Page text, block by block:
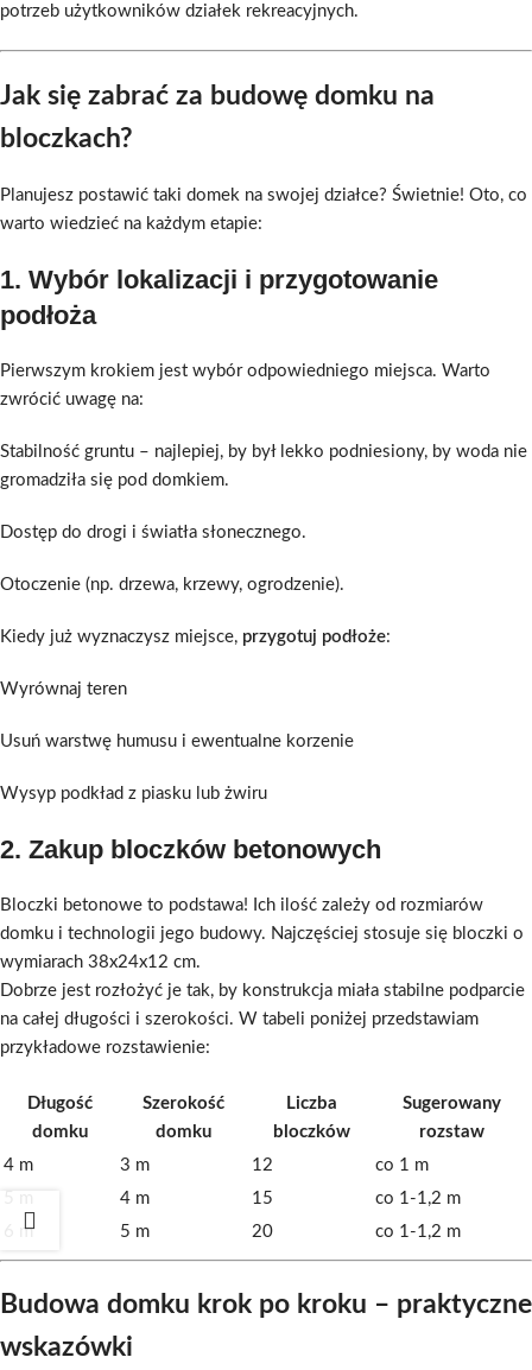
potrzeb użytkowników działek rekreacyjnych.
Jak się zabrać za budowę domku na
bloczkach?
Planujesz postawić taki domek na swojej działce? Świetnie! Oto, co
warto wiedzieć na każdym etapie:
1. Wybór lokalizacji i przygotowanie
podłoża
Pierwszym krokiem jest wybór odpowiedniego miejsca. Warto
zwrócić uwagę na:
Stabilność gruntu – najlepiej, by był lekko podniesiony, by woda nie
gromadziła się pod domkiem.
Dostęp do drogi i światła słonecznego.
Otoczenie (np. drzewa, krzewy, ogrodzenie).
Kiedy już wyznaczysz miejsce, przygotuj podłoże:
Wyrównaj teren
Usuń warstwę humusu i ewentualne korzenie
Wysyp podkład z piasku lub żwiru
2. Zakup bloczków betonowych
Bloczki betonowe to podstawa! Ich ilość zależy od rozmiarów
domku i technologii jego budowy. Najczęściej stosuje się bloczki o
wymiarach 38x24x12 cm.
Dobrze jest rozłożyć je tak, by konstrukcja miała stabilne podparcie
na całej długości i szerokości. W tabeli poniżej przedstawiam
przykładowe rozstawienie:
Długość
domku
Szerokość
domku
Liczba
bloczków
Sugerowany
rozstaw
4 m
3 m 12
co 1 m
4 m 15
co 1-1,2 m
6 m
5 m 20 co 1-1,2 m
Budowa domku krok po kroku – praktyczne
wskazówki